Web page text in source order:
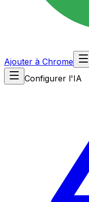
Ajouter à Chrome
Configurer l'IA